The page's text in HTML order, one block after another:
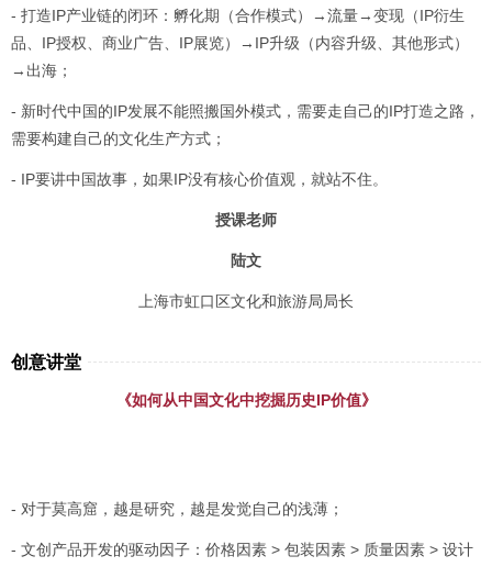
- 打造IP产业链的闭环：孵化期（合作模式）→流量→变现（IP衍生
品、IP授权、商业广告、IP展览）→IP升级（内容升级、其他形式）
→出海；
- 新时代中国的IP发展不能照搬国外模式，需要走自己的IP打造之路，
需要构建自己的文化生产方式；
- IP要讲中国故事，如果IP没有核心价值观，就站不住。
授课老师
陆文
上海市虹口区文化和旅游局局长
创意讲堂
《如何从中国文化中挖掘历史IP价值》
- 对于莫高窟，越是研究，越是发觉自己的浅薄；
- 文创产品开发的驱动因子：价格因素 > 包装因素 > 质量因素 > 设计